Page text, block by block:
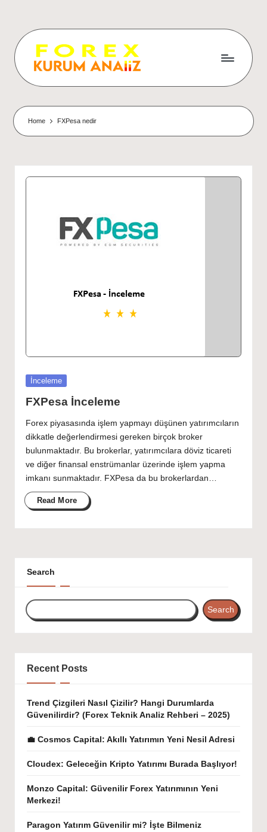
Home FXPesa nedir
Posted
İnceleme
FXPesa İnceleme
Forex piyasasında işlem yapmayı düşünen yatırımcıların
dikkatle değerlendirmesi gereken birçok broker
bulunmaktadır. Bu brokerlar, yatırımcılara döviz ticareti
ve diğer finansal enstrümanlar üzerinde işlem yapma
imkanı sunmaktadır. FXPesa da bu brokerlardan…
Read More
Search
Search
Recent Posts
Trend Çizgileri Nasıl Çizilir? Hangi Durumlarda
Güvenilirdir? (Forex Teknik Analiz Rehberi – 2025)
💼 Cosmos Capital: Akıllı Yatırımın Yeni Nesil Adresi
Cloudex: Geleceğin Kripto Yatırımı Burada Başlıyor!
Monzo Capital: Güvenilir Forex Yatırımının Yeni
Merkezi!
Paragon Yatırım Güvenilir mi? İşte Bilmeniz